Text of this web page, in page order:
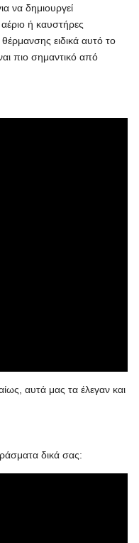
να δημιουργεί
ή καυστήρες
ειδικά αυτό το
πιο σημαντικό από
αυτά μας τα έλεγαν και
δικά σας: